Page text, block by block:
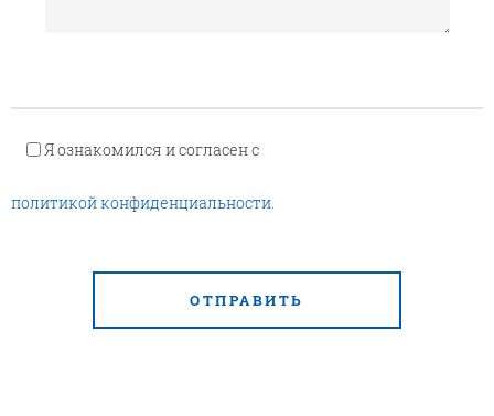
Я ознакомился и согласен с
политикой конфиденциальности.
ОТПРАВИТЬ